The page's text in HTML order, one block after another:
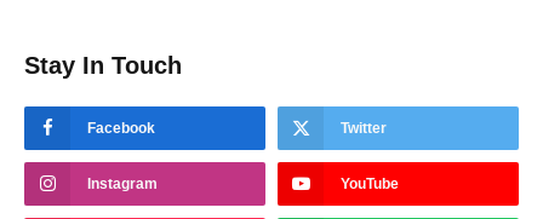
Stay In Touch
Facebook Twitter
Instagram YouTube